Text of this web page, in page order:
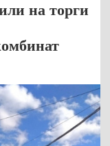
на торги